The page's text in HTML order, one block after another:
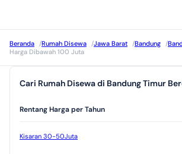
Beranda /Rumah Disewa /Jawa Barat /Bandung /
Harga Dibawah 100 Juta
Cari Rumah Disewa di Bandung Timur
Rentang Harga per Tahun
Kisaran 30-50Juta